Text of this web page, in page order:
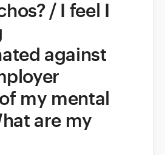
/ I feel I
against
my mental
are my